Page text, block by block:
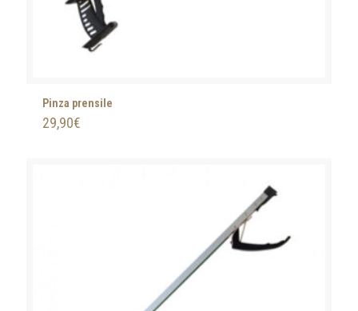
Pinza prensile
29,90€